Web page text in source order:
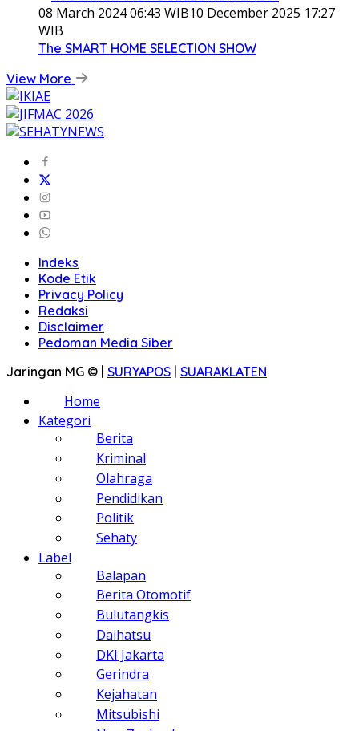
08 March 2024 06:43 WIB10 December 2025 17:27
WIB
The SMART HOME SELECTION SHOW
View More
Indeks
Kode Etik
Privacy Policy
Redaksi
Disclaimer
Pedoman Media Siber
Jaringan MG © | SURYAPOS | SUARAKLATEN
Home
Kategori
Berita
Kriminal
Olahraga
Pendidikan
Politik
Sehaty
Label
Balapan
Berita Otomotif
Bulutangkis
Daihatsu
DKI Jakarta
Gerindra
Kejahatan
Mitsubishi